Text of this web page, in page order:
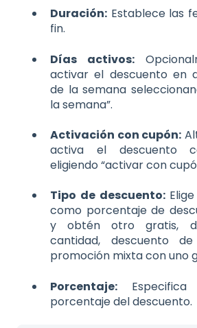
Duración: Establece las
fin.
Días activos:
activar el descuento en
de la semana
la semana”.
Activación con cupón:
activa el descuento
eligiendo “activar con
Tipo de descuento:
como porcentaje de
y obtén otro gratis,
cantidad, descuento
promoción mixta con uno
Porcentaje:
porcentaje del descuento.